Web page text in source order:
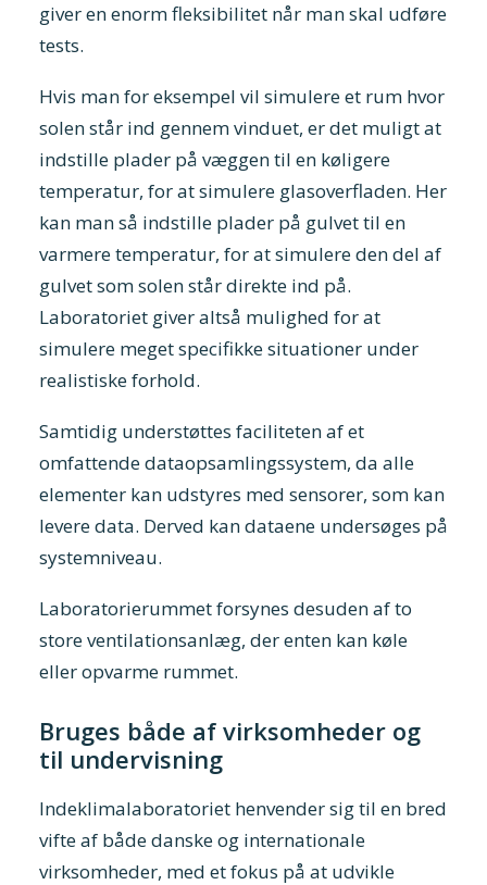
giver en enorm fleksibilitet når man skal udføre
tests.
Hvis man for eksempel vil simulere et rum hvor
solen står ind gennem vinduet, er det muligt at
indstille plader på væggen til en køligere
temperatur, for at simulere glasoverfladen. Her
kan man så indstille plader på gulvet til en
varmere temperatur, for at simulere den del af
gulvet som solen står direkte ind på.
Laboratoriet giver altså mulighed for at
simulere meget specifikke situationer under
realistiske forhold.
Samtidig understøttes faciliteten af et
omfattende dataopsamlingssystem, da alle
elementer kan udstyres med sensorer, som kan
levere data. Derved kan dataene undersøges på
systemniveau.
Laboratorierummet forsynes desuden af to
store ventilationsanlæg, der enten kan køle
eller opvarme rummet.
Bruges både af virksomheder og
til undervisning
Indeklimalaboratoriet henvender sig til en bred
vifte af både danske og internationale
virksomheder, med et fokus på at udvikle